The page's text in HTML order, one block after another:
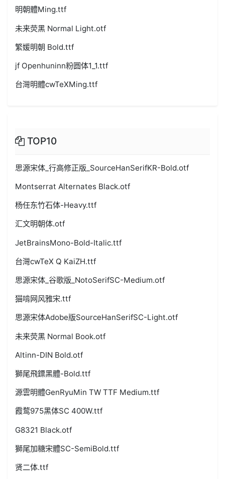
明朝體Ming.ttf
未来荧黑 Normal Light.otf
繁媛明朝 Bold.ttf
jf Openhuninn粉圆体1_1.ttf
台灣明體cwTeXMing.ttf
TOP10
思源宋体_行高修正版_SourceHanSerifKR-Bold.otf
Montserrat Alternates Black.otf
杨任东竹石体-Heavy.ttf
汇文明朝体.otf
JetBrainsMono-Bold-Italic.ttf
台灣cwTeX Q KaiZH.ttf
思源宋体_谷歌版_NotoSerifSC-Medium.otf
猫啃网风雅宋.ttf
思源宋体Adobe版SourceHanSerifSC-Light.otf
未来荧黑 Normal Book.otf
Altinn-DIN Bold.otf
獅尾飛鏢黑體-Bold.ttf
源雲明體GenRyuMin TW TTF Medium.ttf
霞鹜975黑体SC 400W.ttf
G8321 Black.otf
獅尾加糖宋體SC-SemiBold.ttf
贤二体.ttf